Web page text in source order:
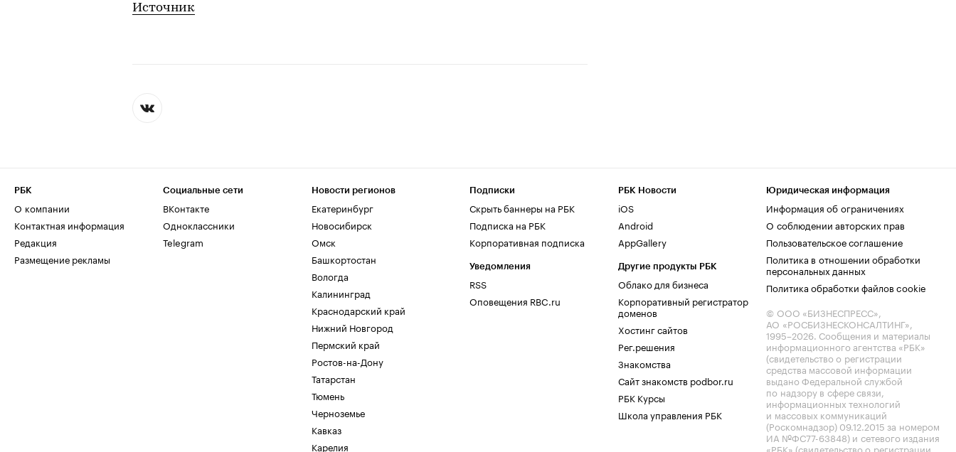
Источник
РБК
О компании
Контактная информация
Редакция
Размещение рекламы
Социальные сети
ВКонтакте
Одноклассники
Telegram
Новости регионов
Екатеринбург
Новосибирск
Омск
Башкортостан
Вологда
Калининград
Краснодарский край
Нижний Новгород
Пермский край
Ростов-на-Дону
Татарстан
Тюмень
Черноземье
Кавказ
Карелия
Подписки
Скрыть баннеры на РБК
Подписка на РБК
Корпоративная подписка
Уведомления
RSS
Оповещения RBC.ru
РБК Новости
iOS
Android
AppGallery
Другие продукты РБК
Облако для бизнеса
Корпоративный регистратор
доменов
Хостинг сайтов
Рег.решения
Знакомства
Сайт знакомств podbor.ru
РБК Курсы
Школа управления РБК
Юридическая информация
Информация об ограничениях
О соблюдении авторских прав
Пользовательское соглашение
Политика в отношении обработки
персональных данных
Политика обработки файлов cookie
© ООО «БИЗНЕСПРЕСС»,
АО «РОСБИЗНЕСКОНСАЛТИНГ»,
1995–2026. Сообщения и материалы
информационного агентства «РБК»
(свидетельство о регистрации
средства массовой информации
выдано Федеральной службой
по надзору в сфере связи,
информационных технологий
и массовых коммуникаций
(Роскомнадзор) 09.12.2015 за номером
ИА №ФС77-63848) и сетевого издания
«РБК» (свидетельство о регистрации